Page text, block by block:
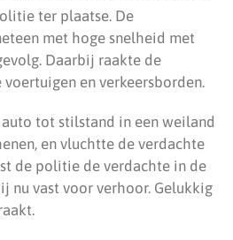
ter plaatse. De
met hoge snelheid met
Daarbij raakte de
en verkeersborden.
tot stilstand in een weiland
en vluchtte de verdachte
de politie de verdachte in de
nu vast voor verhoor. Gelukkig